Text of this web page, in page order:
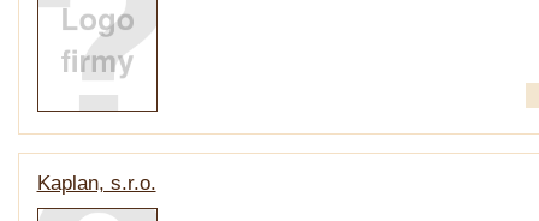
Kaplan, s.r.o.